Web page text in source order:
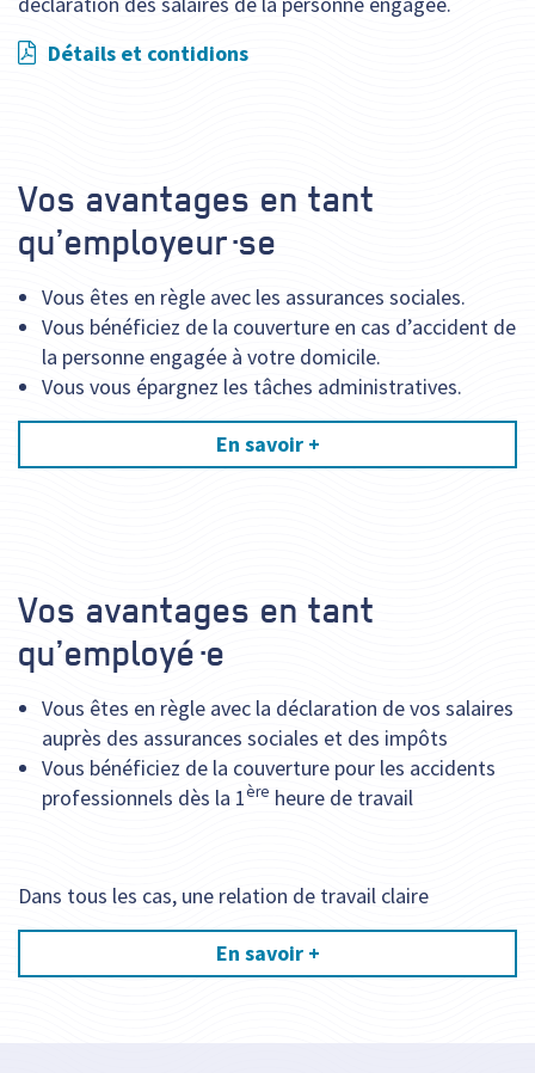
Détails et contidions
Vos avantages en tant
qu’employeur·se
Vous êtes en règle avec les assurances sociales.
Vous bénéficiez de la couverture en cas d’accident de
la personne engagée à votre domicile.
Vous vous épargnez les tâches administratives.
En savoir +
Vos avantages en tant
qu’employé·e
Vous êtes en règle avec la déclaration de vos salaires
auprès des assurances sociales et des impôts
Vous bénéficiez de la couverture pour les accidents
professionnels dès la 1ère heure de travail
Dans tous les cas, une relation de travail claire
En savoir +